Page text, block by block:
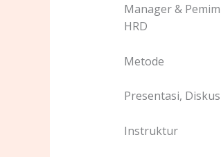
Manager &
HRD
Metode
Presentasi,
Instruktur